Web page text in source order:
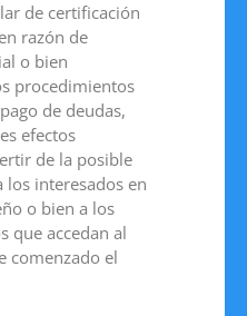
de certificación
razón de
o bien
procedimientos
de deudas,
efectos
de la posible
los interesados en
o bien a los
que accedan al
comenzado el